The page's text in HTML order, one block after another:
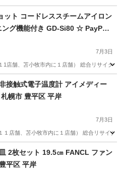
その他 シティ
ット コードレススチームアイロン
ング機能付き GD-Si80 ☆ PayPay
能 ☆ 札幌市 豊平区 平岸 平岸店
7月3日
1店舗、苫小牧市内に１店舗） 総合リサイ
生活家電 ペイペイ
接触式電子温度計 アイメディー
幌市 豊平区 平岸
7月3日
１店舗、苫小牧市内に１店舗） 総合リサイ
その他 豊平区
2枚セット 19.5㎝ FANCL ファン
平区 平岸